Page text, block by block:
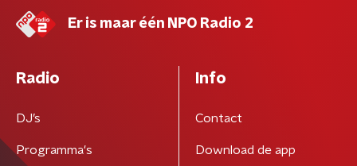
Er is maar één NPO Radio 2
Radio
DJ’s
Programma's
Info
Contact
Download de app